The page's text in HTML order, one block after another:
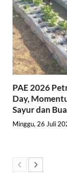
PAE 2026
Day,
Sayur dan
Minggu, 26 Juli